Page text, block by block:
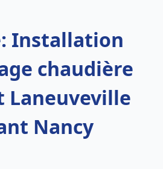
Installation
chaudière
Laneuveville
Nancy